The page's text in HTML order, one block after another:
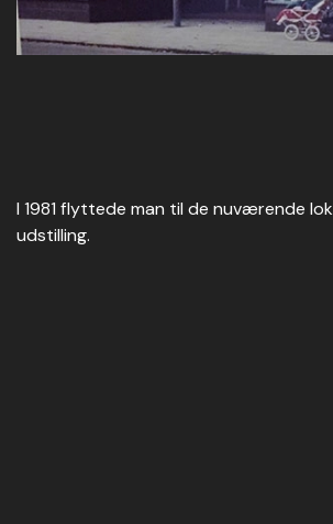
I 1981 flyttede man til de nuværende
udstilling.